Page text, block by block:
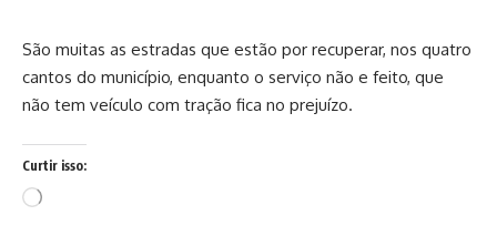
São muitas as estradas que estão por recuperar, nos quatro
cantos do município, enquanto o serviço não e feito, que
não tem veículo com tração fica no prejuízo.
Curtir isso:
Carregando...